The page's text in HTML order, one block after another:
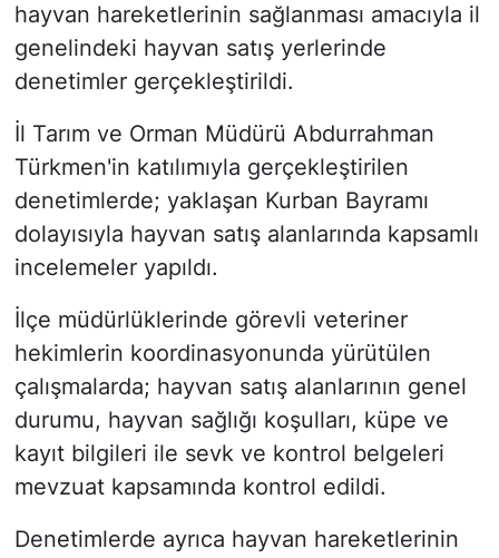
hayvan hareketlerinin sağlanması amacıyla il
genelindeki hayvan satış yerlerinde
denetimler gerçekleştirildi.
İl Tarım ve Orman Müdürü Abdurrahman
Türkmen'in katılımıyla gerçekleştirilen
denetimlerde; yaklaşan Kurban Bayramı
dolayısıyla hayvan satış alanlarında kapsamlı
incelemeler yapıldı.
İlçe müdürlüklerinde görevli veteriner
hekimlerin koordinasyonunda yürütülen
çalışmalarda; hayvan satış alanlarının genel
durumu, hayvan sağlığı koşulları, küpe ve
kayıt bilgileri ile sevk ve kontrol belgeleri
mevzuat kapsamında kontrol edildi.
Denetimlerde ayrıca hayvan hareketlerinin